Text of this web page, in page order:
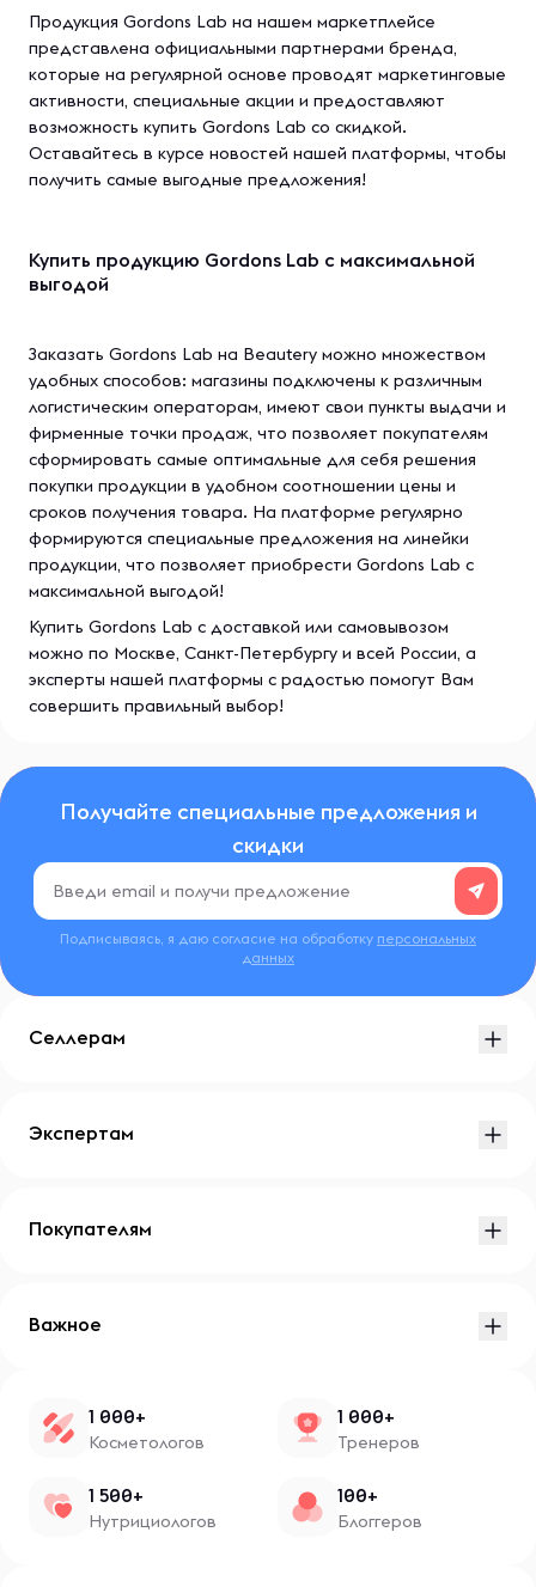
Продукция Gordons Lab на нашем маркетплейсе
представлена официальными партнерами бренда,
которые на регулярной основе проводят маркетинговые
активности, специальные акции и предоставляют
возможность купить Gordons Lab со скидкой.
Оставайтесь в курсе новостей нашей платформы, чтобы
получить самые выгодные предложения!
Купить продукцию Gordons Lab с максимальной
выгодой
Заказать Gordons Lab на Beautery можно множеством
удобных способов: магазины подключены к различным
логистическим операторам, имеют свои пункты выдачи и
фирменные точки продаж, что позволяет покупателям
сформировать самые оптимальные для себя решения
покупки продукции в удобном соотношении цены и
сроков получения товара. На платформе регулярно
формируются специальные предложения на линейки
продукции, что позволяет приобрести Gordons Lab с
максимальной выгодой!
Купить Gordons Lab с доставкой или самовывозом
можно по Москве, Санкт-Петербургу и всей России, а
эксперты нашей платформы с радостью помогут Вам
совершить правильный выбор!
Получайте специальные предложения и
скидки
Подписываясь, я даю согласие на обработку персональных
данных
Селлерам
Экспертам
Покупателям
Важное
1 000+
Косметологов
1 000+
Тренеров
1 500+
Нутрициологов
100+
Блоггеров